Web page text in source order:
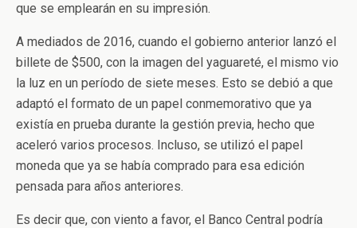
que se emplearán en su impresión.
A mediados de 2016, cuando el gobierno anterior lanzó el
billete de $500, con la imagen del yaguareté, el mismo vio
la luz en un período de siete meses. Esto se debió a que
adaptó el formato de un papel conmemorativo que ya
existía en prueba durante la gestión previa, hecho que
aceleró varios procesos. Incluso, se utilizó el papel
moneda que ya se había comprado para esa edición
pensada para años anteriores.
Es decir que, con viento a favor, el Banco Central podría